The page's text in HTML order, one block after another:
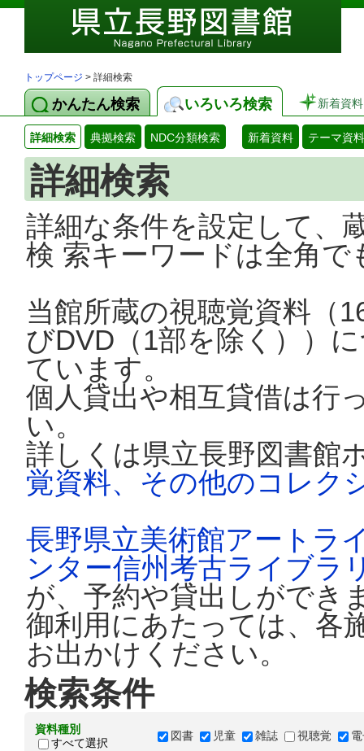
トップページ > 詳細検索
かんたん検索 いろいろ検索 新着資料
詳細検索 典拠検索 NDC分類検索 新着資料 テーマ資料
詳細検索
詳細な条件を設定して、
検 索キーワードは全角
当館所蔵の視聴覚資料（
びDVD（1部を除く））
ています。
個人貸出や相互貸借は行
い。
詳しくは県立長野図書館
覚資料、その他のコレク
長野県立美術館アートラ
ンター信州考古ライブラ
が、予約や貸出しができ
御利用にあたっては、各
お出かけください。
検索条件
資料種別
すべて選択
図書 児童 雑誌 視聴覚